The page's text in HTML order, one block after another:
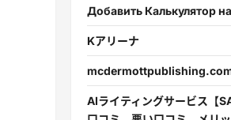
Добавить Калькулятор
Kアリーナ
AIライティングサービス【